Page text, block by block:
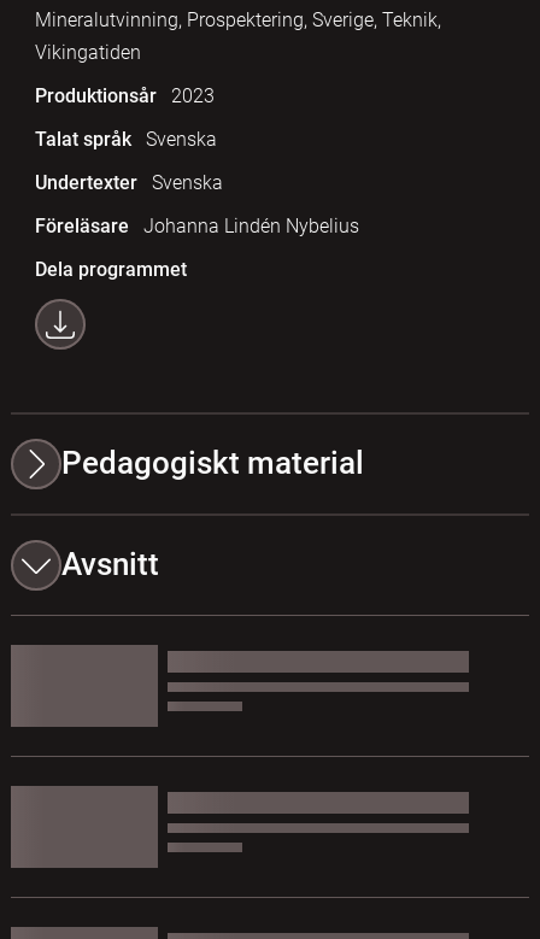
Mineralutvinning, Prospektering, Sverige, Teknik,
Vikingatiden
Produktionsår
2023
Talat språk
Svenska
Undertexter
Svenska
Föreläsare
Johanna Lindén Nybelius
Dela programmet
Pedagogiskt material
Avsnitt